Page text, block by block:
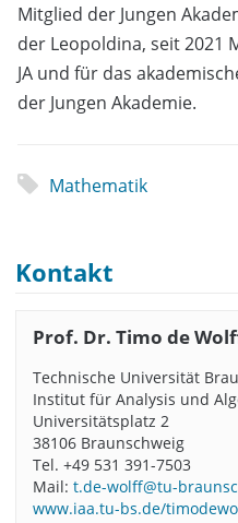
Mitglied der Jungen
der Leopoldina, seit 2021
JA und für das
der Jungen Akademie.
Mathematik
Kontakt
Prof. Dr. Timo de
Technische Universität
Institut für Analysis und
Universitätsplatz 2
38106 Braunschweig
Tel. +49 531 391-7503
Mail: t.de-wolff@tu-
www.iaa.tu-bs.de/